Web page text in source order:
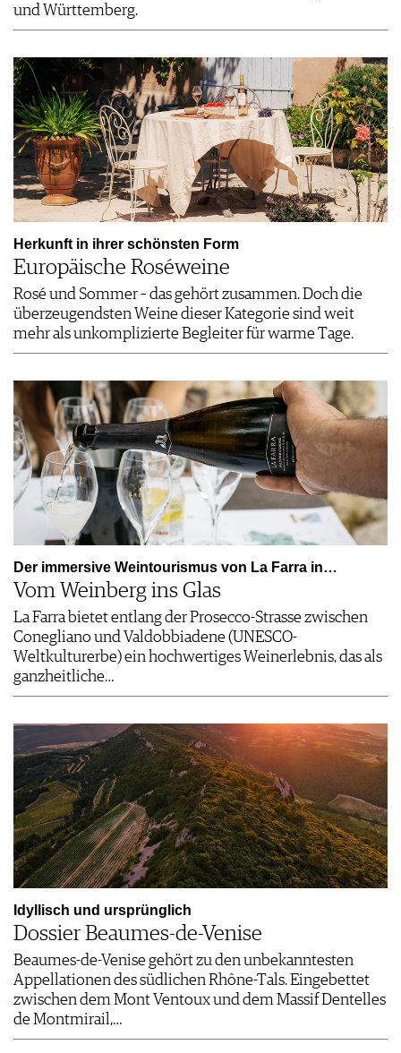
und Württemberg.
Herkunft in ihrer schönsten Form
Europäische Roséweine
Rosé und Sommer – das gehört zusammen. Doch die
überzeugendsten Weine dieser Kategorie sind weit
mehr als unkomplizierte Begleiter für warme Tage.
Der immersive Weintourismus von La Farra in…
Vom Weinberg ins Glas
La Farra bietet entlang der Prosecco-Strasse zwischen
Conegliano und Valdobbiadene (UNESCO-
Weltkulturerbe) ein hochwertiges Weinerlebnis, das als
ganzheitliche…
Idyllisch und ursprünglich
Dossier Beaumes-de-Venise
Beaumes-de-Venise gehört zu den unbekanntesten
Appellationen des südlichen Rhône-Tals. Eingebettet
zwischen dem Mont Ventoux und dem Massif Dentelles
de Montmirail,…